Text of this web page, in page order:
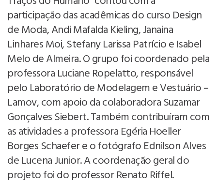
participação das acadêmicas do curso Design
de Moda, Andi Mafalda Kieling, Janaina
Linhares Moi, Stefany Larissa Patrício e Isabel
Melo de Almeira. O grupo foi coordenado pela
professora Luciane Ropelatto, responsável
pelo Laboratório de Modelagem e Vestuário –
Lamov, com apoio da colaboradora Suzamar
Gonçalves Siebert. Também contribuíram com
as atividades a professora Egéria Hoeller
Borges Schaefer e o fotógrafo Ednilson Alves
de Lucena Junior. A coordenação geral do
projeto foi do professor Renato Riffel.